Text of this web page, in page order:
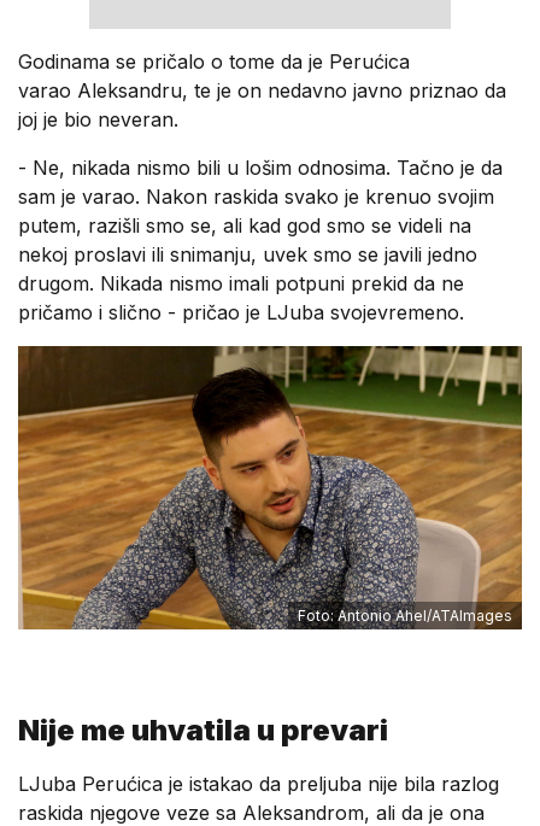
Godinama se pričalo o tome da je Perućica
varao Aleksandru, te je on nedavno javno priznao da
joj je bio neveran.
- Ne, nikada nismo bili u lošim odnosima. Tačno je da
sam je varao. Nakon raskida svako je krenuo svojim
putem, razišli smo se, ali kad god smo se videli na
nekoj proslavi ili snimanju, uvek smo se javili jedno
drugom. Nikada nismo imali potpuni prekid da ne
pričamo i slično - pričao je LJuba svojevremeno.
Foto: Antonio Ahel/ATAImages
Nije me uhvatila u prevari
LJuba Perućica je istakao da preljuba nije bila razlog
raskida njegove veze sa Aleksandrom, ali da je ona